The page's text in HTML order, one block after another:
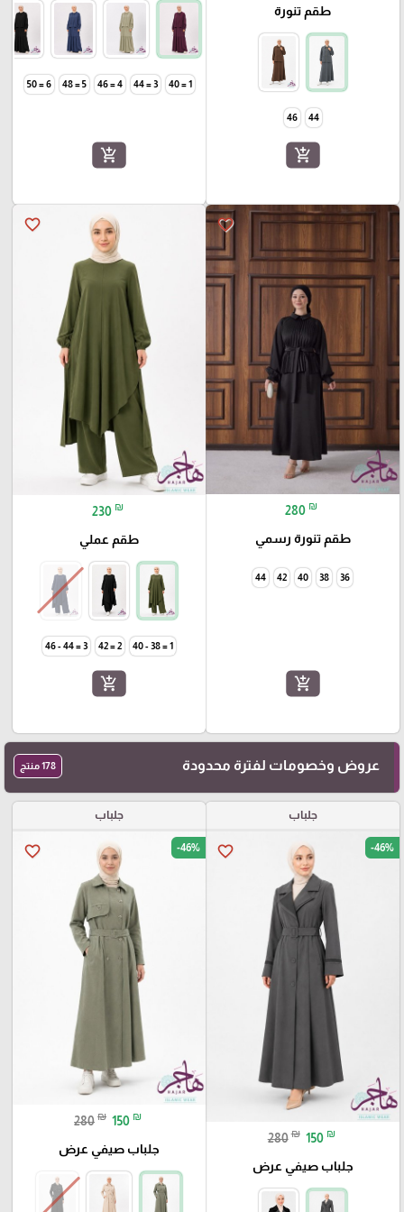
طقم تنورة
44
46
add_shopping_cart
1 = 40
3 = 44
4 = 46
5 = 48
6 = 50
add_shopping_cart
favorite_border
280 ₪
طقم تنورة رسمي
36
38
40
42
44
add_shopping_cart
favorite_border
230 ₪
طقم عملي
1 = 38 - 40
2 = 42
3 = 44 - 46
add_shopping_cart
عروض وخصومات لفترة محدودة 178 منتج
جلباب
favorite_border -46%
280 ₪ 150 ₪
جلباب صيفي عرض
جلباب
favorite_border -46%
280 ₪ 150 ₪
جلباب صيفي عرض